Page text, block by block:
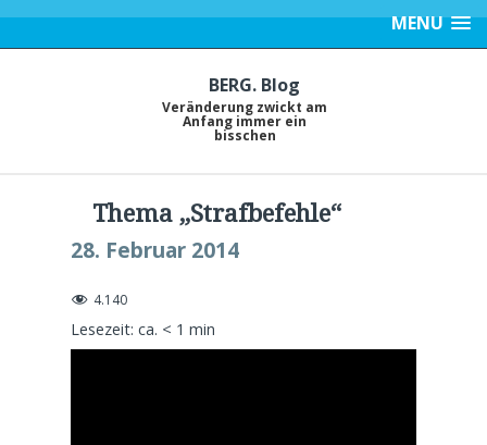
MENU
BERG. Blog
Veränderung zwickt am
Anfang immer ein
bisschen
Thema „Strafbefehle“
28. Februar 2014
4.140
Lesezeit: ca. < 1 min